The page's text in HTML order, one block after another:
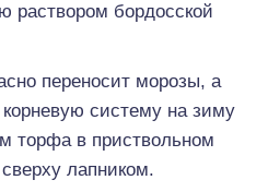
раствором бордосской
переносит морозы, а
систему на зиму
торфа в приствольном
лапником.